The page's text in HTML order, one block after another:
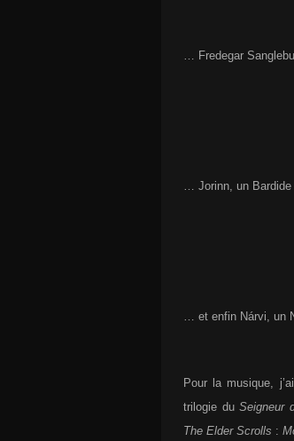
… Fredegar
… Jorinn, un
… et enfin Nárvi, un
Pour la musique,
trilogie du Seigneur
The Elder Scrolls :